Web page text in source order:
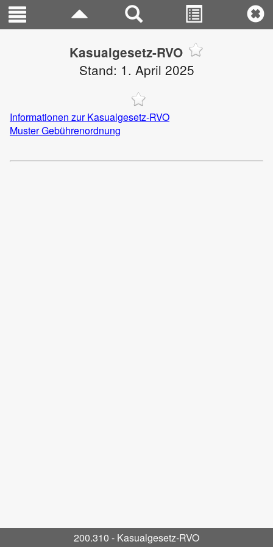
200.310 - Kasualgesetz-RVO
Kasualgesetz-RVO
Stand: 1. April 2025
Informationen zur Kasualgesetz-RVO
Muster Gebührenordnung